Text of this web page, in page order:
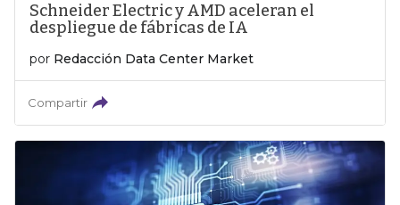
Schneider Electric y AMD aceleran el
despliegue de fábricas de IA
por Redacción Data Center Market
Compartir